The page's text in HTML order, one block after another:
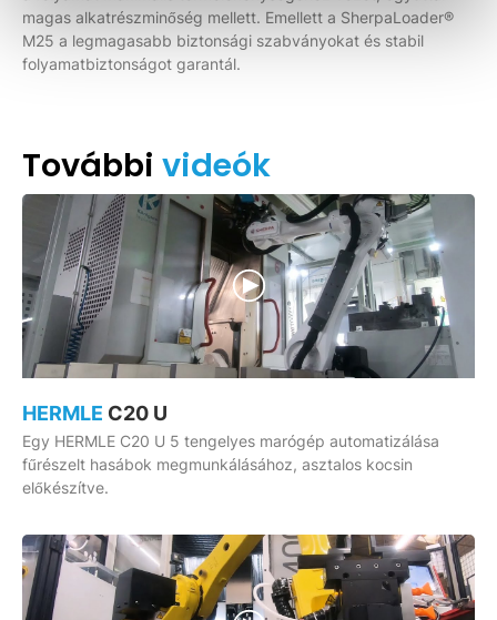
magas alkatrészminőség mellett. Emellett a SherpaLoader®
M25 a legmagasabb biztonsági szabványokat és stabil
folyamatbiztonságot garantál.
További videók
HERMLE C20 U
Egy HERMLE C20 U 5 tengelyes marógép automatizálása
fűrészelt hasábok megmunkálásához, asztalos kocsin
előkészítve.